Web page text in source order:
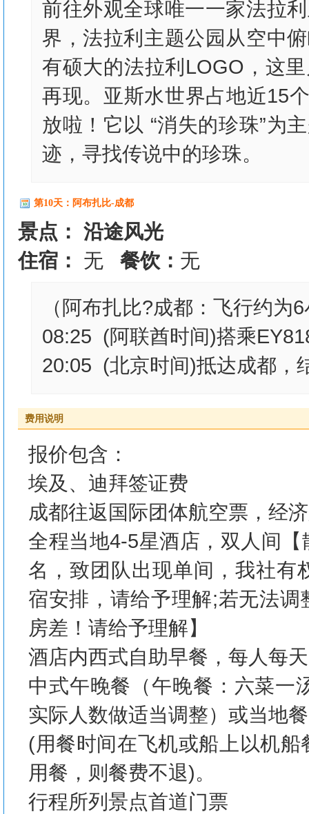
前往外观全球唯一一家法拉
界，法拉利主题公园从空中
有硕大的法拉利LOGO，这
再现。亚斯水世界占地近15
放啦！它以 “消失的珍珠”为
迹，寻找传说中的珍珠。
第10天：阿布扎比-成都
景点： 沿途风光
住宿： 无 餐饮： 无
（阿布扎比?成都：飞行约为
08:25 (阿联酋时间)搭乘
20:05 (北京时间)抵达成都，
费用说明
报价包含：
埃及、迪拜签证费
成都往返国际团体航空票，经
全程当地4-5星酒店，双人间
名，致团队出现单间，我社有
宿安排，请给予理解;若无法
房差！请给予理解】
酒店内西式自助早餐，每人每
中式午晚餐（午晚餐：六菜一
实际人数做适当调整）或当地
(用餐时间在飞机或船上以机
用餐，则餐费不退)。
行程所列景点首道门票